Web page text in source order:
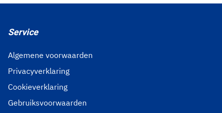
Service
Algemene voorwaarden
Privacyverklaring
Cookieverklaring
Gebruiksvoorwaarden